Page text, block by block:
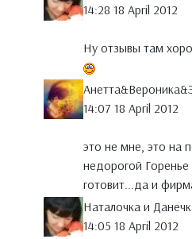
14:28 18 April 2012
Ну отзывы там
14:07 18 April 2012
это не мне, это на
недорогой
готовит...да и
Наталочка и
14:05 18 April 2012